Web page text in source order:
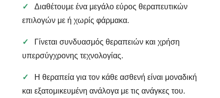
✓ Διαθέτουμε ένα μεγάλο εύρος θεραπευτικών
επιλογών με ή χωρίς φάρμακα.
✓ Γίνεται συνδυασμός θεραπειών και χρήση
υπερσύγχρονης τεχνολογίας.
✓ Η θεραπεία για τον κάθε ασθενή είναι μοναδική
και εξατομικευμένη ανάλογα με τις ανάγκες του.